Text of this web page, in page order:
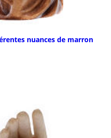
nuances de marron